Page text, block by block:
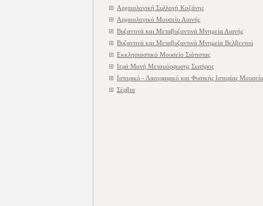
Αρχαιολογική Συλλογή Κοζάνης
Αρχαιολογικό Μουσείο Αιανής
Βυζαντινά και Μεταβυζαντινά Μνημεία Αιανής
Βυζαντινά και Μεταβυζαντινά Μνημεία Βελβεντού
Εκκλησιαστικό Μουσείο Σιάτιστας
Ιερά Μονή Μεταμόρφωσης Σωτήρος
Ιστορικό - Λαογραφικό και Φυσικής Ιστορίας
Σέρβια